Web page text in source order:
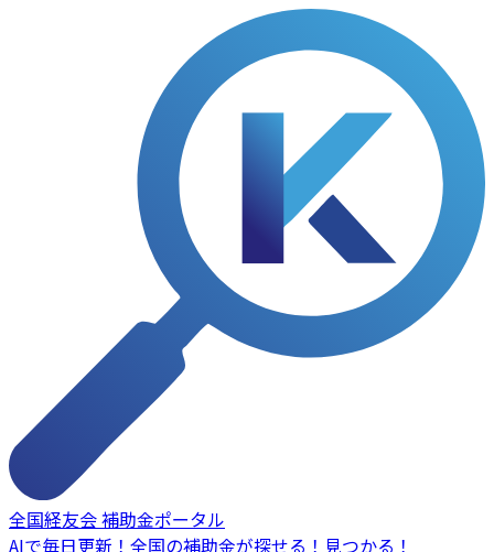
全国経友会 補助金ポータル
AIで毎日更新！全国の補助金が探せる！見つかる！